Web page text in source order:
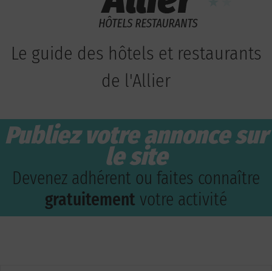
Le guide des hôtels et restaurants
de l'Allier
Publiez votre annonce sur
le site
Devenez adhérent ou faites connaître
gratuitement votre activité